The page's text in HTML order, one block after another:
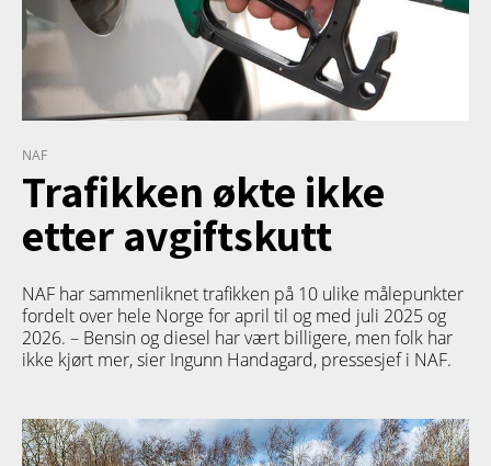
NAF
Trafikken økte ikke
etter avgiftskutt
NAF har sammenliknet trafikken på 10 ulike målepunkter
fordelt over hele Norge for april til og med juli 2025 og
2026. – Bensin og diesel har vært billigere, men folk har
ikke kjørt mer, sier Ingunn Handagard, pressesjef i NAF.
PRODUKT